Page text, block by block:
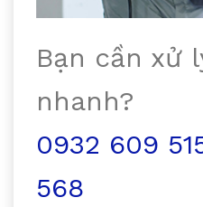
Bạn cần xử
nhanh?
0932 609
568